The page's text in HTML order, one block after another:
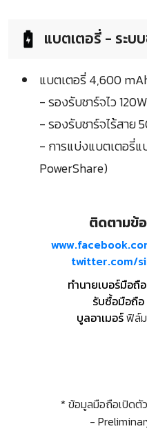
แบตเตอรี่ - ระบ
แบตเตอรี่ 4,600
- รองรับชาร์จไว
- รองรับชาร์จไร้สาย
- การแบ่งแบตเตอรี่แ
PowerShare)
ติดตามข้
twitter.com/
ทำนายเบอร์มือถื
รับซื้อมือถือ
บูลอาเมอร์ฟิล์
* ข้อมูลมือถือเปิดตั
-